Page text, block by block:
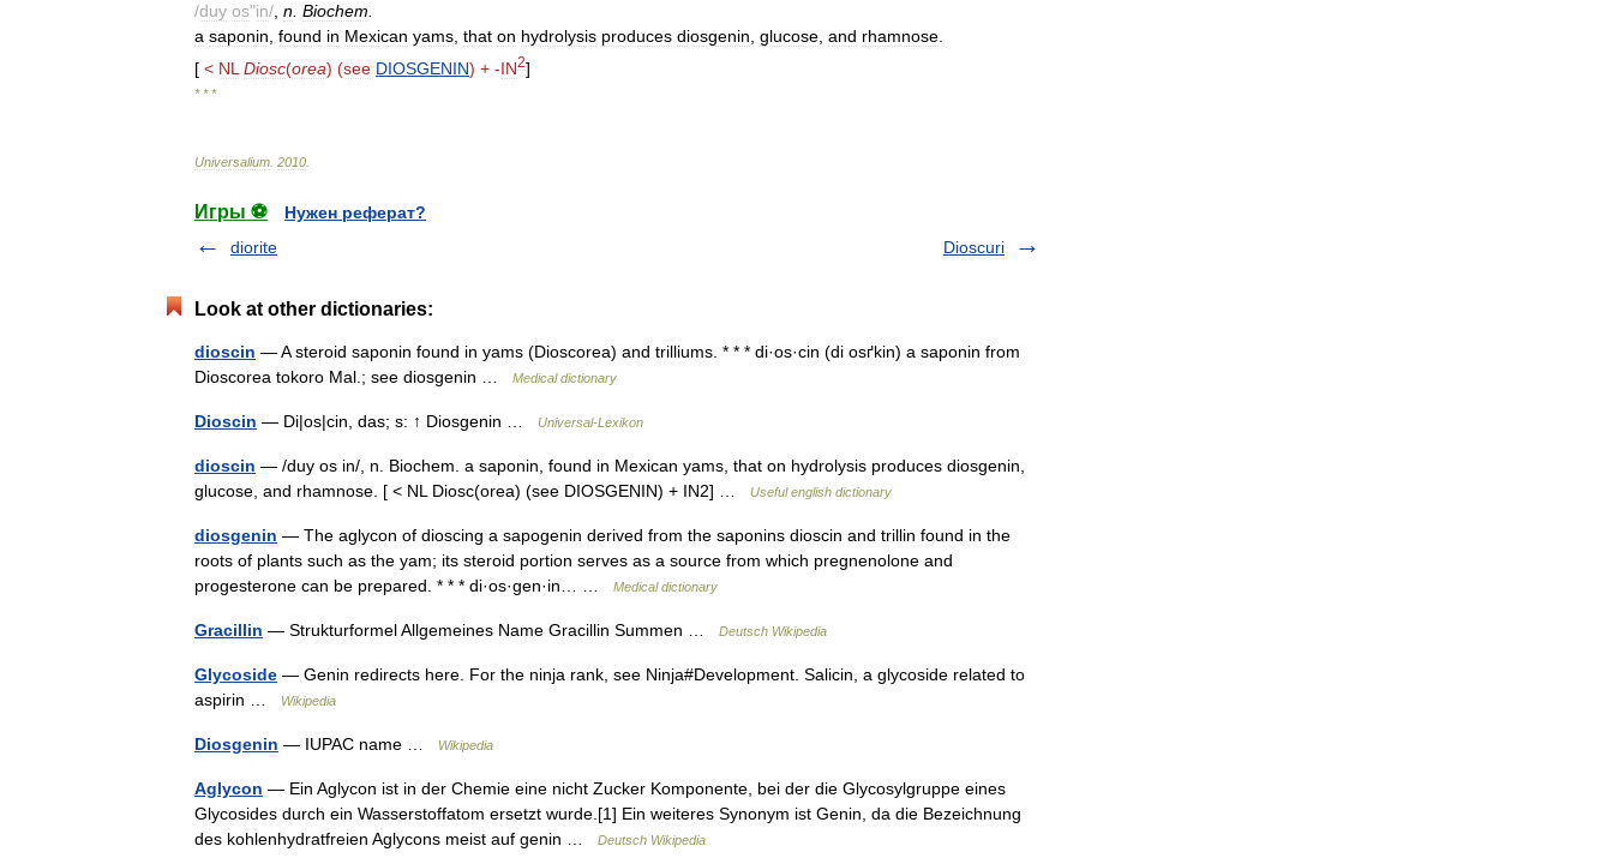
/duy os"in/ n Biochem
a saponin found in Mexican yams that on hydrolysis produces diosgenin glucose and rhamnose
[ < NL Diosc(orea) (see DIOSGENIN) + -IN2]
* * *
Universalium 2010
Игры ⚽
Нужен реферат?
diorite
Dioscuri
Look at other dictionaries:
dioscin — A steroid saponin found in yams (Dioscorea) and trilliums. * * * di·os·cin (di osґkin) a saponin from
Dioscorea tokoro Mal.; see diosgenin …
Medical dictionary
Dioscin — Di|os|cin, das; s: ↑ Diosgenin … Universal-Lexikon
dioscin — /duy os in/, n. Biochem. a saponin, found in Mexican yams, that on hydrolysis produces diosgenin,
glucose, and rhamnose. [ < NL Diosc(orea) (see DIOSGENIN) + IN2] …
Useful english dictionary
diosgenin — The aglycon of dioscing a sapogenin derived from the saponins dioscin and trillin found in the
roots of plants such as the yam; its steroid portion serves as a source from which pregnenolone and
progesterone can be prepared. * * * di·os·gen·in… …
Medical dictionary
Gracillin — Strukturformel Allgemeines Name Gracillin Summen … Deutsch Wikipedia
Glycoside — Genin redirects here. For the ninja rank, see Ninja#Development. Salicin, a glycoside related to
aspirin …
Wikipedia
Diosgenin — IUPAC name … Wikipedia
Aglycon — Ein Aglycon ist in der Chemie eine nicht Zucker Komponente, bei der die Glycosylgruppe eines
Glycosides durch ein Wasserstoffatom ersetzt wurde.[1] Ein weiteres Synonym ist Genin, da die Bezeichnung
des kohlenhydratfreien Aglycons meist auf genin …
Deutsch Wikipedia